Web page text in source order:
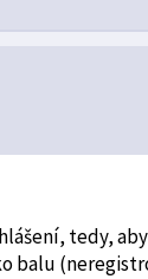
tedy,
balu